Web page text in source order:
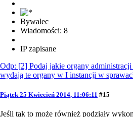
Bywalec
Wiadomości: 8
IP zapisane
Odp: [2] Podaj jakie organy
wydają te organy w I instancji w
Piątek 25 Kwiecień 2014, 11:06:11 #15
Jeśli tak to może również podziały